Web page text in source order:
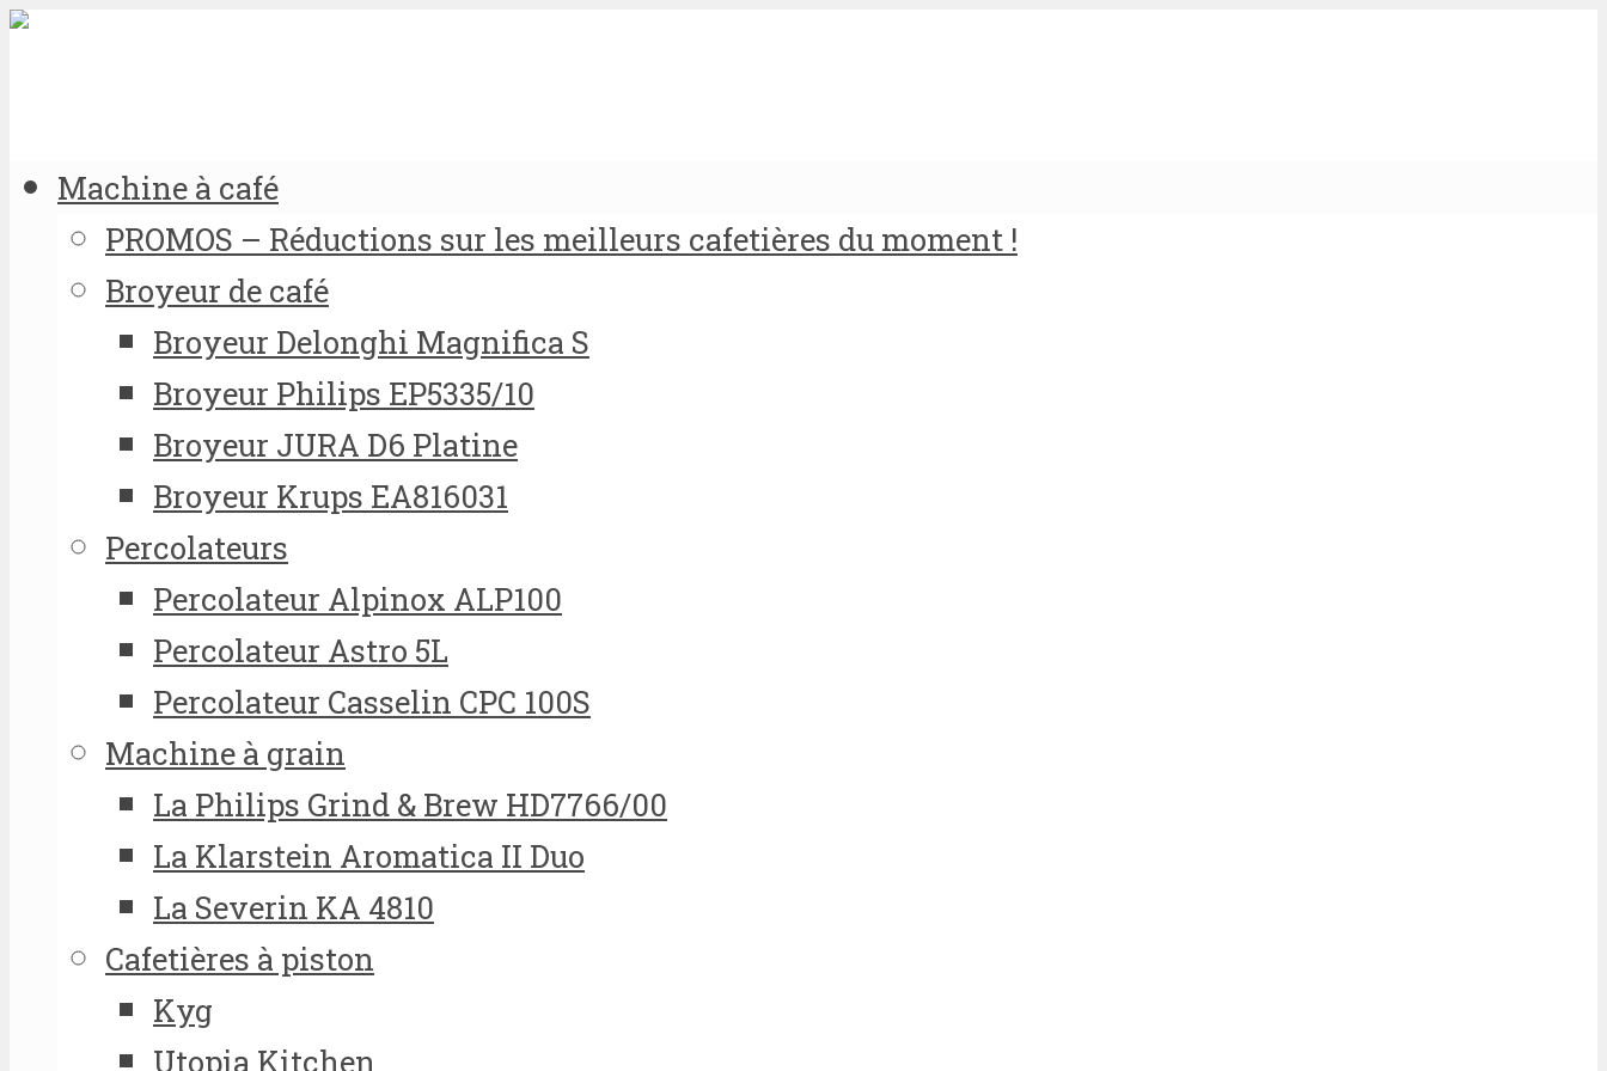
Machine à café
PROMOS – Réductions sur les meilleurs cafetières du moment !
Broyeur de café
Broyeur Delonghi Magnifica S
Broyeur Philips EP5335/10
Broyeur JURA D6 Platine
Broyeur Krups EA816031
Percolateurs
Percolateur Alpinox ALP100
Percolateur Astro 5L
Percolateur Casselin CPC 100S
Machine à grain
La Philips Grind & Brew HD7766/00
La Klarstein Aromatica II Duo
La Severin KA 4810
Cafetières à piston
Kyg
Utopia Kitchen